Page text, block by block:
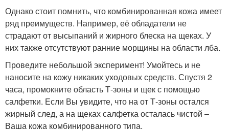
Однако стоит помнить, что комбинированная кожа имеет
ряд преимуществ. Например, её обладатели не
страдают от высыпаний и жирного блеска на щеках. У
них также отсутствуют ранние морщины на области лба.
Проведите небольшой эксперимент! Умойтесь и не
наносите на кожу никаких уходовых средств. Спустя 2
часа, промокните область Т-зоны и щек с помощью
салфетки. Если Вы увидите, что на от Т-зоны остался
жирный след, а на щеках салфетка осталась чистой –
Ваша кожа комбинированного типа.